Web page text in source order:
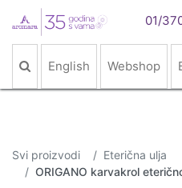
01/
English Webshop
Svi proizvodi
Eterična ulja
ORIGANO karvakrol